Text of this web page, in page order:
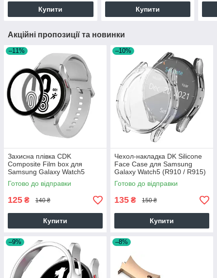
Купити Купити
Акційні пропозиції та новинки
–11%
Захисна плівка CDK
Composite Film box для
Samsung Galaxy Watch5
(R910 / R915) 44 mm
(012970) (black)
Готово до відправки
125 ₴ 140 ₴
Купити
–10%
Чехол-накладка DK Silicone
Face Case для Samsung
Galaxy Watch5 (R910 / R915)
44mm (015081) (clear)
Готово до відправки
135 ₴ 150 ₴
Купити
–9% –8%